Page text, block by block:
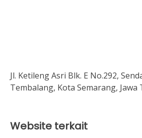
Jl. Ketileng Asri Blk. E No.292,
Tembalang, Kota Semarang, Jawa
Website terkait